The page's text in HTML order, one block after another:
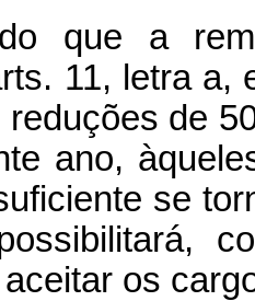
que a
11, letra a,
de
ano,
se
os